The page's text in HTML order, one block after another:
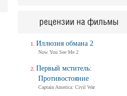
рецензии на фильмы
Иллюзия обмана 2
Now You See Me 2
Первый мститель:
Противостояние
Captain America: Civil War